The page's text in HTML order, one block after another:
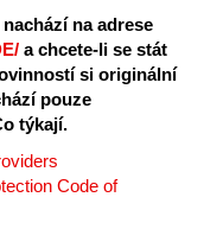
na adrese
a chcete-li se stát
si originální
pouze
týkají.
Code of